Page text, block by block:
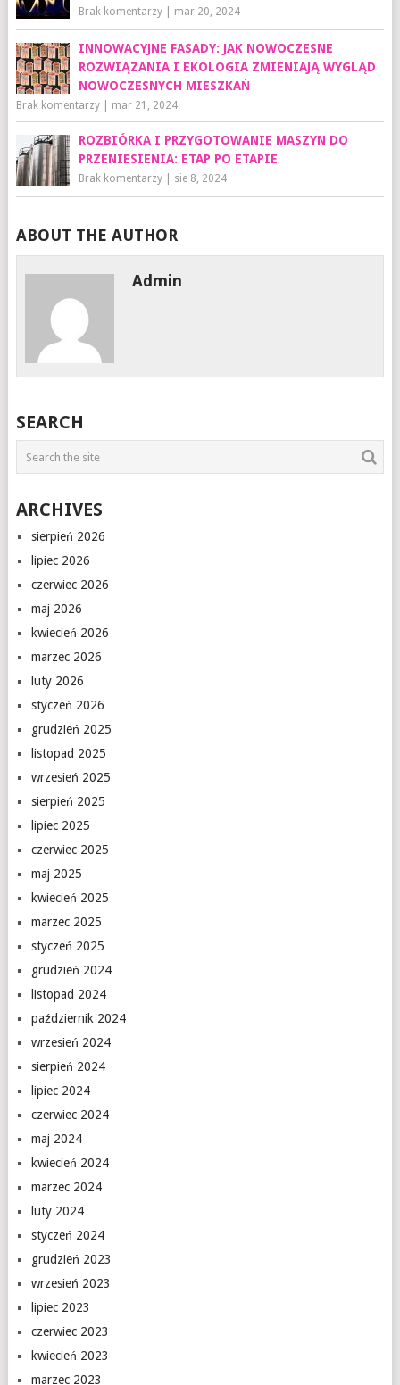
Brak komentarzy| mar 20, 2024
INNOWACYJNE FASADY: JAK NOWOCZESNE
ROZWIĄZANIA I EKOLOGIA ZMIENIAJĄ WYGLĄD
NOWOCZESNYCH MIESZKAŃ
Brak komentarzy| mar 21, 2024
ROZBIÓRKA I PRZYGOTOWANIE MASZYN DO
PRZENIESIENIA: ETAP PO ETAPIE
Brak komentarzy| sie 8, 2024
ABOUT THE AUTHOR
Admin
SEARCH
ARCHIVES
sierpień 2026
lipiec 2026
czerwiec 2026
maj 2026
kwiecień 2026
marzec 2026
luty 2026
styczeń 2026
grudzień 2025
listopad 2025
wrzesień 2025
sierpień 2025
lipiec 2025
czerwiec 2025
maj 2025
kwiecień 2025
marzec 2025
styczeń 2025
grudzień 2024
listopad 2024
październik 2024
wrzesień 2024
sierpień 2024
lipiec 2024
czerwiec 2024
maj 2024
kwiecień 2024
marzec 2024
luty 2024
styczeń 2024
grudzień 2023
wrzesień 2023
lipiec 2023
czerwiec 2023
kwiecień 2023
marzec 2023